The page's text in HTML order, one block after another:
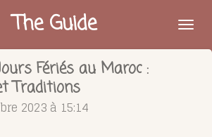
The Guide
Fériés au Maroc :
Traditions
2023 à 15:14